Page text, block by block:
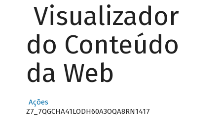
Visualizador
do Conteúdo
da Web
Ações
Z7_7QGCHA41LODH60A3OQA8RN1417